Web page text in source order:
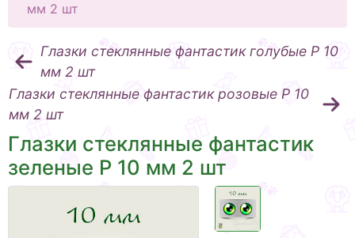
мм 2 шт
Глазки стеклянные фантастик голубые Р 10
мм 2 шт
Глазки стеклянные фантастик розовые Р 10
мм 2 шт
Глазки стеклянные фантастик
зеленые Р 10 мм 2 шт